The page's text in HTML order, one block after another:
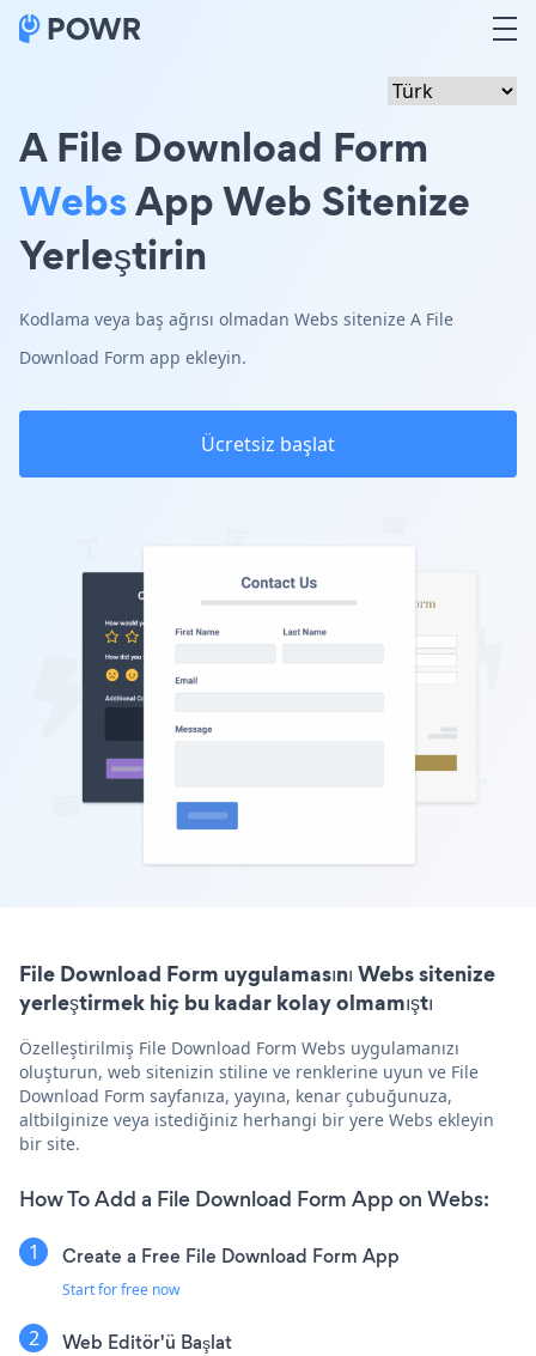
A File Download Form
WebsApp Web Sitenize
Yerleştirin
Kodlama veya baş ağrısı olmadan Webs sitenize A File
Download Form app ekleyin.
Ücretsiz başlat
File Download Form uygulamasını Webs sitenize
yerleştirmek hiç bu kadar kolay olmamıştı
Özelleştirilmiş File Download Form Webs uygulamanızı
oluşturun, web sitenizin stiline ve renklerine uyun ve File
Download Form sayfanıza, yayına, kenar çubuğunuza,
altbilginize veya istediğiniz herhangi bir yere Webs ekleyin
bir site.
How To Add a File Download Form App on Webs:
Create a Free File Download Form App
Start for free now
Web Editör'ü Başlat